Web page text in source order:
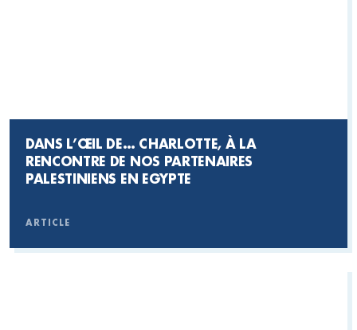
DANS L’ŒIL DE… CHARLOTTE, À LA
RENCONTRE DE NOS PARTENAIRES
PALESTINIENS EN EGYPTE
ARTICLE